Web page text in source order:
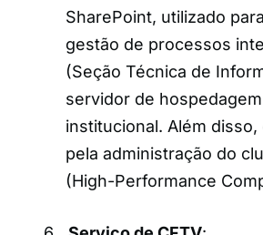
SharePoint, utilizado
gestão de processos
(Seção Técnica de
servidor de
institucional. Além
pela administração do
(High-Performance